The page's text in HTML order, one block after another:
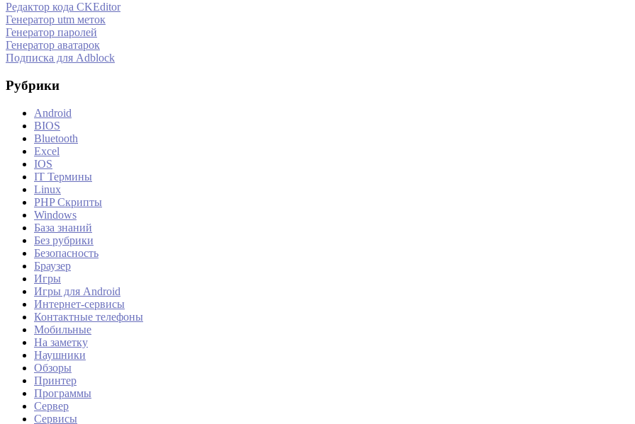
Редактор кода CKEditor
Генератор utm меток
Генератор паролей
Генератор аватарок
Подписка для Adblock
Рубрики
Android
BIOS
Bluetooth
Excel
IOS
IT Термины
Linux
PHP Скрипты
Windows
База знаний
Без рубрики
Безопасность
Браузер
Игры
Игры для Android
Интернет-сервисы
Контактные телефоны
Мобильные
На заметку
Наушники
Обзоры
Принтер
Программы
Сервер
Сервисы